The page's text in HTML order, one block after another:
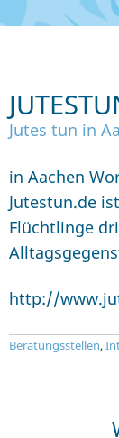
Jutes tun in
in Aachen
Jutestun.de
Flüchtlinge
http://
Beratungsstellen,